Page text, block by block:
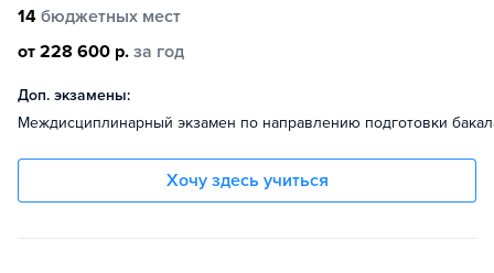
14 бюджетных мест
от 228 600 р. за год
Доп. экзамены:
Междисциплинарный экзамен по направлению подготовки
Хочу здесь учиться